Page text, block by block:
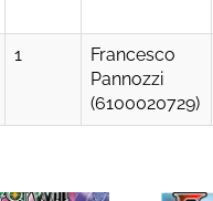
1
Francesco
Pannozzi
(6100020729)